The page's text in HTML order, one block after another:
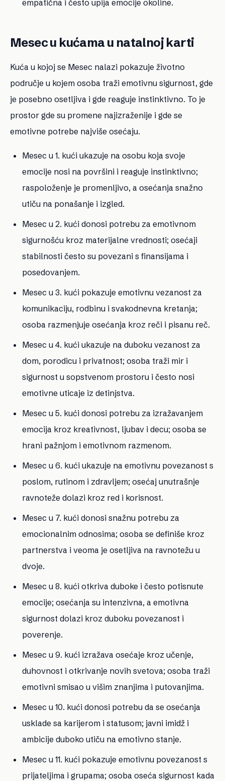
empatična i često upija emocije okoline.
Mesec u kućama u natalnoj karti
Kuća u kojoj se Mesec nalazi pokazuje životno
područje u kojem osoba traži emotivnu sigurnost, gde
je posebno osetljiva i gde reaguje instinktivno. To je
prostor gde su promene najizraženije i gde se
emotivne potrebe najviše osećaju.
Mesec u 1. kući ukazuje na osobu koja svoje
emocije nosi na površini i reaguje instinktivno;
raspoloženje je promenljivo, a osećanja snažno
utiču na ponašanje i izgled.
Mesec u 2. kući donosi potrebu za emotivnom
sigurnošću kroz materijalne vrednosti; osećaji
stabilnosti često su povezani s finansijama i
posedovanjem.
Mesec u 3. kući pokazuje emotivnu vezanost za
komunikaciju, rodbinu i svakodnevna kretanja;
osoba razmenjuje osećanja kroz reči i pisanu reč.
Mesec u 4. kući ukazuje na duboku vezanost za
dom, porodicu i privatnost; osoba traži mir i
sigurnost u sopstvenom prostoru i često nosi
emotivne uticaje iz detinjstva.
Mesec u 5. kući donosi potrebu za izražavanjem
emocija kroz kreativnost, ljubav i decu; osoba se
hrani pažnjom i emotivnom razmenom.
Mesec u 6. kući ukazuje na emotivnu povezanost s
poslom, rutinom i zdravljem; osećaj unutrašnje
ravnoteže dolazi kroz red i korisnost.
Mesec u 7. kući donosi snažnu potrebu za
emocionalnim odnosima; osoba se definiše kroz
partnerstva i veoma je osetljiva na ravnotežu u
dvoje.
Mesec u 8. kući otkriva duboke i često potisnute
emocije; osećanja su intenzivna, a emotivna
sigurnost dolazi kroz duboku povezanost i
poverenje.
Mesec u 9. kući izražava osećaje kroz učenje,
duhovnost i otkrivanje novih svetova; osoba traži
emotivni smisao u višim znanjima i putovanjima.
Mesec u 10. kući donosi potrebu da se osećanja
usklade sa karijerom i statusom; javni imidž i
ambicije duboko utiču na emotivno stanje.
Mesec u 11. kući pokazuje emotivnu povezanost s
prijateljima i grupama; osoba oseća sigurnost kada